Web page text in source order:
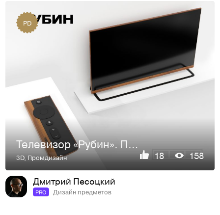
PD
Телевизор «Рубин». Переосмысление.
3D,Промдизайн 18 158
Дмитрий Песоцкий
PRO Дизайн предметов